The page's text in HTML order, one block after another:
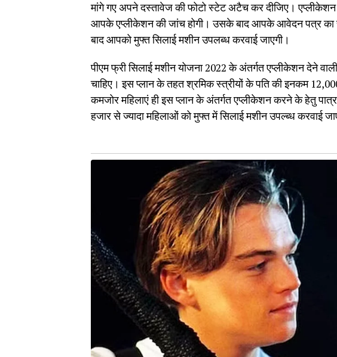
मांगे गए अपने दस्तावेज की फोटो स्‍टेट अटैच कर दीजिए। एप्लीकेशन
आपके एप्लीकेशन की जांच होगी। उसके बाद आपके आवेदन पत्र का
बाद आपको मुफ्त सिलाई मशीन उपलब्ध करवाई जाएगी।
पीएम फ्री सिलाई मशीन योजना 2022 के अंतर्गत एप्लीकेशन देने
चाहिए। इस प्लान के तहत श्रमिक स्त्रीयों के पत‍ि की इनकम
कमजोर मह‍िलाएं ही इस प्लान के अंतर्गत एप्लीकेशन करने के हेतु
हजार से ज्यादा महिलाओं को मुफ्त में सिलाई मशीन उपल्ब्ध करवाई